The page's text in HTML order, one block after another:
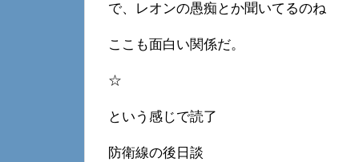
で、レオンの愚痴とか聞いてるのね
ここも面白い関係だ。
☆
という感じで読了
防衛線の後日談